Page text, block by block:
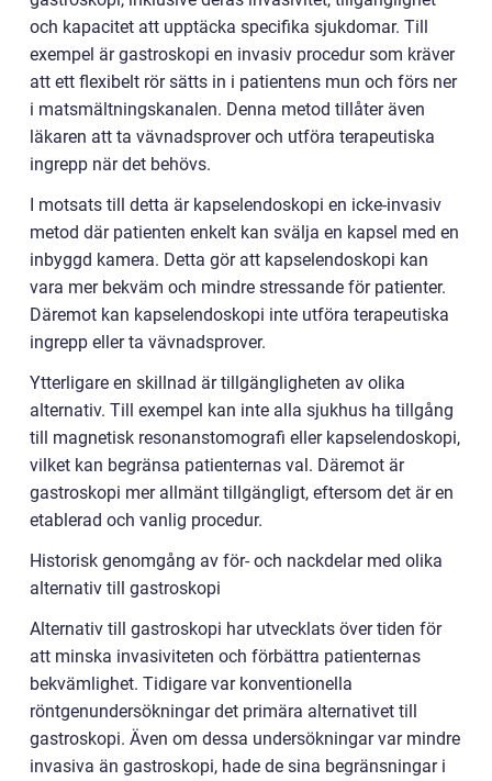
och kapacitet att upptäcka specifika sjukdomar. Till
exempel är gastroskopi en invasiv procedur som kräver
att ett flexibelt rör sätts in i patientens mun och förs ner
i matsmältningskanalen. Denna metod tillåter även
läkaren att ta vävnadsprover och utföra terapeutiska
ingrepp när det behövs.
I motsats till detta är kapselendoskopi en icke-invasiv
metod där patienten enkelt kan svälja en kapsel med en
inbyggd kamera. Detta gör att kapselendoskopi kan
vara mer bekväm och mindre stressande för patienter.
Däremot kan kapselendoskopi inte utföra terapeutiska
ingrepp eller ta vävnadsprover.
Ytterligare en skillnad är tillgängligheten av olika
alternativ. Till exempel kan inte alla sjukhus ha tillgång
till magnetisk resonanstomografi eller kapselendoskopi,
vilket kan begränsa patienternas val. Däremot är
gastroskopi mer allmänt tillgängligt, eftersom det är en
etablerad och vanlig procedur.
Historisk genomgång av för- och nackdelar med olika
alternativ till gastroskopi
Alternativ till gastroskopi har utvecklats över tiden för
att minska invasiviteten och förbättra patienternas
bekvämlighet. Tidigare var konventionella
röntgenundersökningar det primära alternativet till
gastroskopi. Även om dessa undersökningar var mindre
invasiva än gastroskopi, hade de sina begränsningar i